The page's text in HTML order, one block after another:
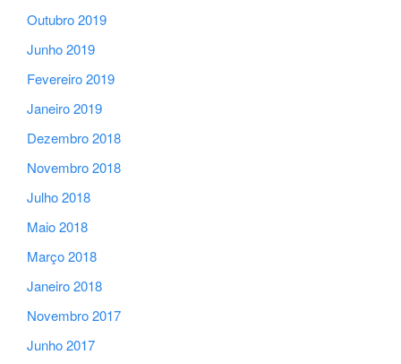
Outubro 2019
Junho 2019
Fevereiro 2019
Janeiro 2019
Dezembro 2018
Novembro 2018
Julho 2018
Maio 2018
Março 2018
Janeiro 2018
Novembro 2017
Junho 2017